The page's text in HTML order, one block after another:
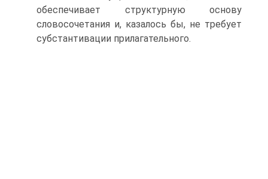
обеспечивает структурную основу
словосочетания и, казалось бы, не требует
субстантивации прилагательного.